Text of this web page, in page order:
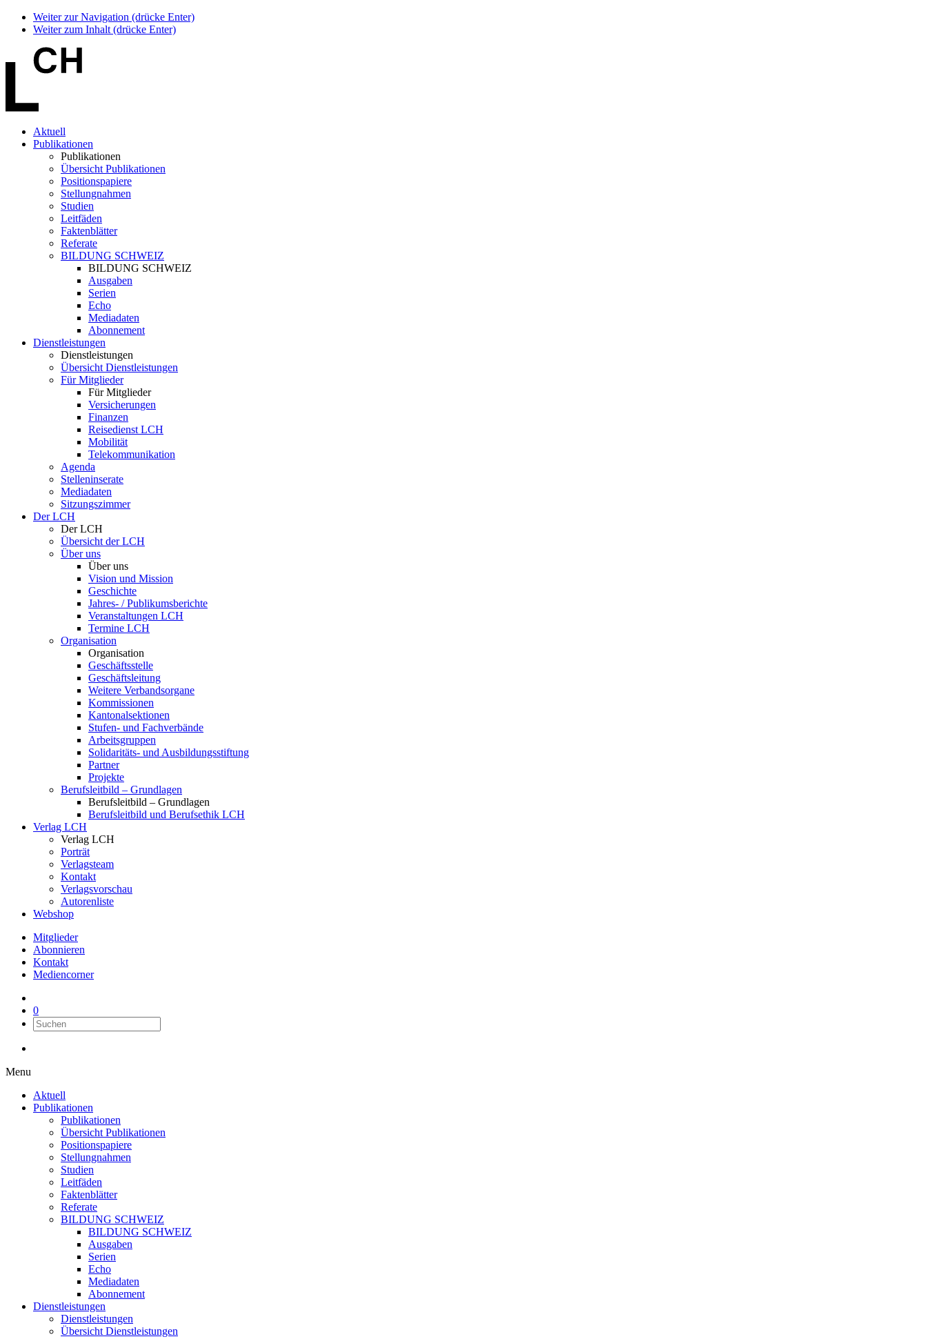
Weiter zur Navigation (drücke Enter)
Weiter zum Inhalt (drücke Enter)
Aktuell
Publikationen
Publikationen
Übersicht Publikationen
Positionspapiere
Stellungnahmen
Studien
Leitfäden
Faktenblätter
Referate
BILDUNG SCHWEIZ
BILDUNG SCHWEIZ
Ausgaben
Serien
Echo
Mediadaten
Abonnement
Dienstleistungen
Dienstleistungen
Übersicht Dienstleistungen
Für Mitglieder
Für Mitglieder
Versicherungen
Finanzen
Reisedienst LCH
Mobilität
Telekommunikation
Agenda
Stelleninserate
Mediadaten
Sitzungszimmer
Der LCH
Der LCH
Übersicht der LCH
Über uns
Über uns
Vision und Mission
Geschichte
Jahres- / Publikumsberichte
Veranstaltungen LCH
Termine LCH
Organisation
Organisation
Geschäftsstelle
Geschäftsleitung
Weitere Verbandsorgane
Kommissionen
Kantonalsektionen
Stufen- und Fachverbände
Arbeitsgruppen
Solidaritäts- und Ausbildungsstiftung
Partner
Projekte
Berufsleitbild – Grundlagen
Berufsleitbild – Grundlagen
Berufsleitbild und Berufsethik LCH
Verlag LCH
Verlag LCH
Porträt
Verlagsteam
Kontakt
Verlagsvorschau
Autorenliste
Webshop
Mitglieder
Abonnieren
Kontakt
Mediencorner
0
Menu
Aktuell
Publikationen
Publikationen
Übersicht Publikationen
Positionspapiere
Stellungnahmen
Studien
Leitfäden
Faktenblätter
Referate
BILDUNG SCHWEIZ
BILDUNG SCHWEIZ
Ausgaben
Serien
Echo
Mediadaten
Abonnement
Dienstleistungen
Dienstleistungen
Übersicht Dienstleistungen